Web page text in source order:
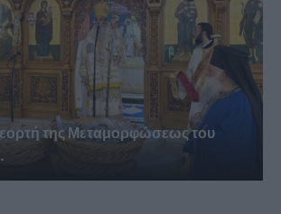
της Μεταμορφώσεως του